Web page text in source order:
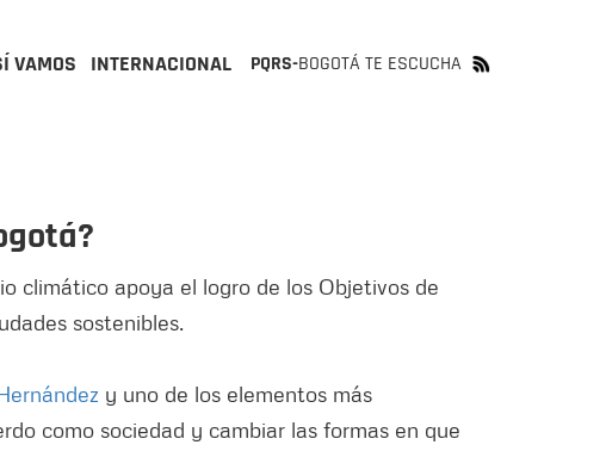
VAMOS INTERNACIONAL PQRS-BOGOTÁ TE ESCUCHA
climático apoya el logro de los Objetivos de
sostenibles.
y uno de los elementos más
como sociedad y cambiar las formas en que